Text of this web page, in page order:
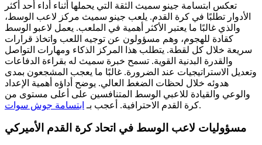
تعكس ابتسامة جينو سميث الثقة التي يحملها أثناء أداء أحد أكثر
الأدوار تطلبًا في كرة القدم. يلعب جينو سميث مركز لاعب الوسط،
والذي غالبًا ما يعتبر الأكثر أهمية في الملعب. يعمل لاعبو الوسط
كقادة للهجوم، وهم مسؤولون عن توجيه اللعب واتخاذ قرارات
سريعة خلال كل لقطة. يتطلب هذا المركز الذكاء ومهارات التواصل
والقدرة البدنية القوية. تسمح خبرة سميث له بقراءة الدفاعات
وتعديل الاستراتيجيات عند الضرورة. غالبًا ما يعجب المشجعون بمدى
هدوئه خلال لحظات الضغط العالي. يوضح أداؤه أهمية الإعداد
والوعي والقيادة للاعبي الوسط المتنافسين على أعلى مستوى من
كرة القدم الاحترافية.
أعجب بـ ابتسامة جوش سوات .
مسؤوليات لاعب الوسط في اتحاد كرة القدم الأميركي